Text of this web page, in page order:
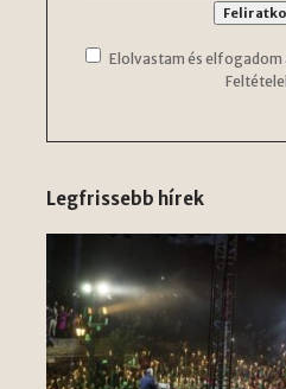
Elolvastam és elfogadom
Legfrissebb hírek